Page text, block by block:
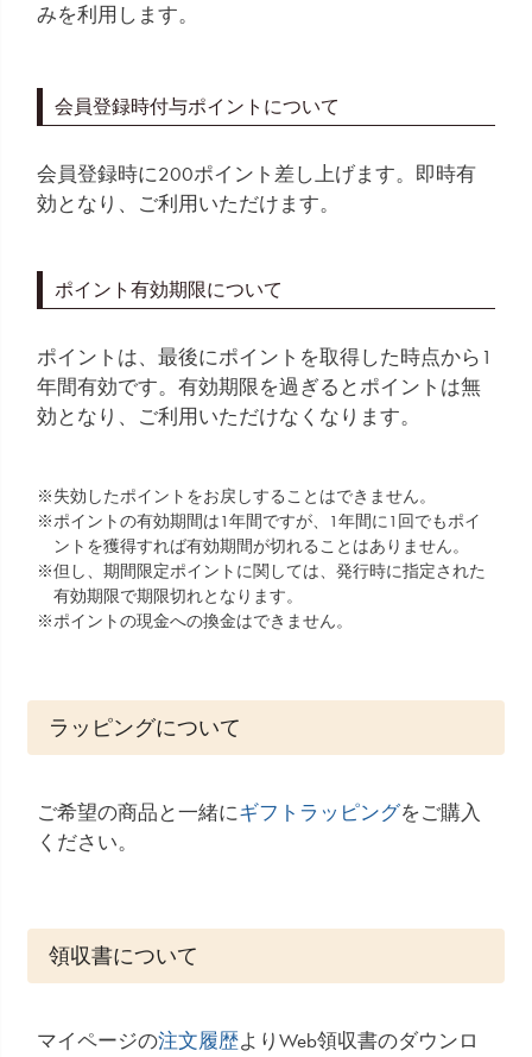
みを利用します。
会員登録時付与ポイントについて
会員登録時に200ポイント差し上げます。即時有
効となり、ご利用いただけます。
ポイント有効期限について
ポイントは、最後にポイントを取得した時点から1
年間有効です。有効期限を過ぎるとポイントは無
効となり、ご利用いただけなくなります。
失効したポイントをお戻しすることはできません。
ポイントの有効期間は1年間ですが、1年間に1回でもポイ
ントを獲得すれば有効期間が切れることはありません。
但し、期間限定ポイントに関しては、発行時に指定された
有効期限で期限切れとなります。
ポイントの現金への換金はできません。
ラッピングについて
ご希望の商品と一緒にギフトラッピングをご購入
ください。
領収書について
マイページの注文履歴よりWeb領収書のダウンロ